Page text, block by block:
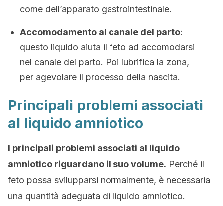
come dell’apparato gastrointestinale.
Accomodamento al canale del parto:
questo liquido aiuta il feto ad accomodarsi
nel canale del parto. Poi lubrifica la zona,
per agevolare il processo della nascita.
Principali problemi associati
al liquido amniotico
I principali problemi associati al liquido
amniotico riguardano il suo volume. Perché il
feto possa svilupparsi normalmente, è necessaria
una quantità adeguata di liquido amniotico.